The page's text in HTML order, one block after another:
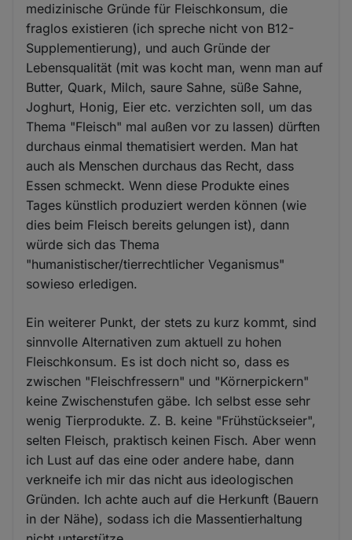
medizinische Gründe für Fleischkonsum, die
fraglos existieren (ich spreche nicht von B12-
Supplementierung), und auch Gründe der
Lebensqualität (mit was kocht man, wenn man auf
Butter, Quark, Milch, saure Sahne, süße Sahne,
Joghurt, Honig, Eier etc. verzichten soll, um das
Thema "Fleisch" mal außen vor zu lassen) dürften
durchaus einmal thematisiert werden. Man hat
auch als Menschen durchaus das Recht, dass
Essen schmeckt. Wenn diese Produkte eines
Tages künstlich produziert werden können (wie
dies beim Fleisch bereits gelungen ist), dann
würde sich das Thema
"humanistischer/tierrechtlicher Veganismus"
sowieso erledigen.
Ein weiterer Punkt, der stets zu kurz kommt, sind
sinnvolle Alternativen zum aktuell zu hohen
Fleischkonsum. Es ist doch nicht so, dass es
zwischen "Fleischfressern" und "Körnerpickern"
keine Zwischenstufen gäbe. Ich selbst esse sehr
wenig Tierprodukte. Z. B. keine "Frühstückseier",
selten Fleisch, praktisch keinen Fisch. Aber wenn
ich Lust auf das eine oder andere habe, dann
verkneife ich mir das nicht aus ideologischen
Gründen. Ich achte auch auf die Herkunft (Bauern
in der Nähe), sodass ich die Massentierhaltung